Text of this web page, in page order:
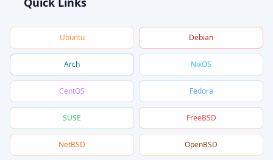
Ubuntu Debian
Arch NixOS
CentOS Fedora
SUSE FreeBSD
NetBSD OpenBSD